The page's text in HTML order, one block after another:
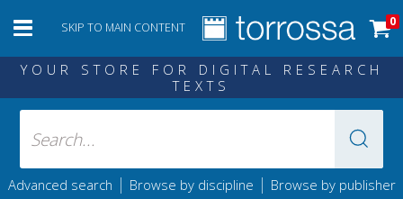
SKIP TO MAIN CONTENT 0
YOUR STORE FOR DIGITAL RESEARCH
TEXTS
Advanced search | Browse by discipline | Browse by publisher